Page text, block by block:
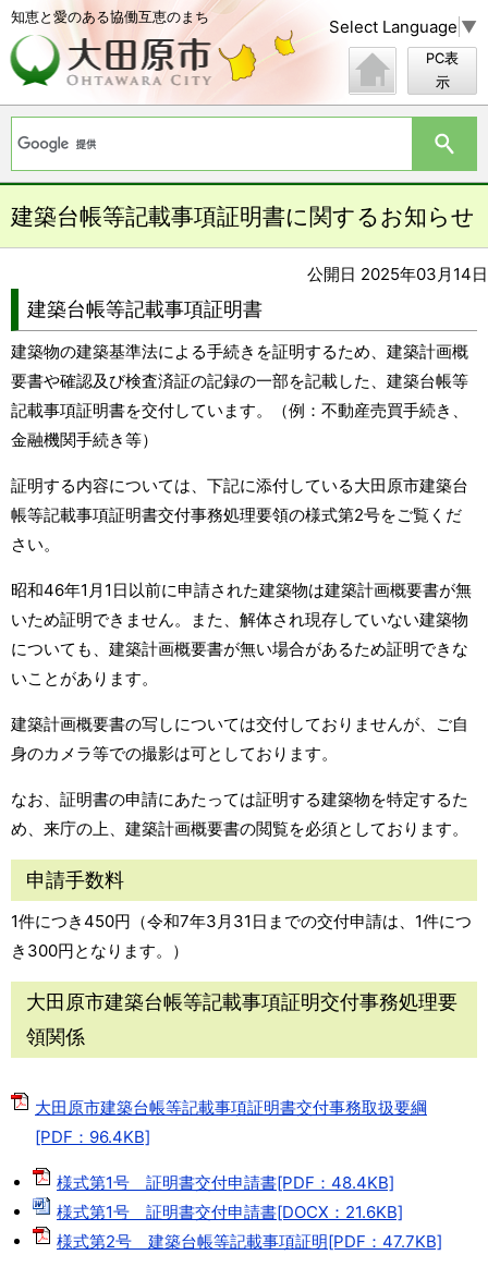
知恵と愛のある協働互恵のまち Select Language ▼
PC表
示
建築台帳等記載事項証明書に関するお知らせ
公開日 2025年03月14日
建築台帳等記載事項証明書
建築物の建築基準法による手続きを証明するため、建築計画概
要書や確認及び検査済証の記録の一部を記載した、建築台帳等
記載事項証明書を交付しています。（例：不動産売買手続き、
金融機関手続き等）
証明する内容については、下記に添付している大田原市建築台
帳等記載事項証明書交付事務処理要領の様式第2号をご覧くだ
さい。
昭和46年1月1日以前に申請された建築物は建築計画概要書が無
いため証明できません。また、解体され現存していない建築物
についても、建築計画概要書が無い場合があるため証明できな
いことがあります。
建築計画概要書の写しについては交付しておりませんが、ご自
身のカメラ等での撮影は可としております。
なお、証明書の申請にあたっては証明する建築物を特定するた
め、来庁の上、建築計画概要書の閲覧を必須としております。
申請手数料
1件につき450円（令和7年3月31日までの交付申請は、1件につ
き300円となります。）
大田原市建築台帳等記載事項証明交付事務処理要
領関係
大田原市建築台帳等記載事項証明書交付事務取扱要綱
[PDF：96.4KB]
様式第1号 証明書交付申請書[PDF：48.4KB]
様式第1号 証明書交付申請書[DOCX：21.6KB]
様式第2号 建築台帳等記載事項証明[PDF：47.7KB]